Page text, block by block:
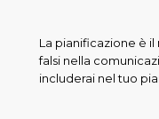
La pianificazione è
falsi nella
includerai nel tuo